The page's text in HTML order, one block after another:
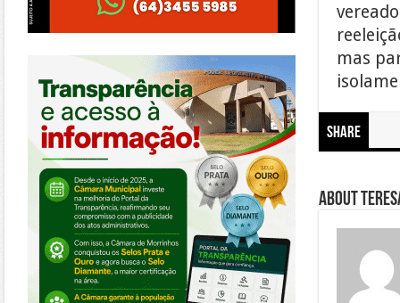
mas
Share
About
https://morrinhos.go.leg.br/